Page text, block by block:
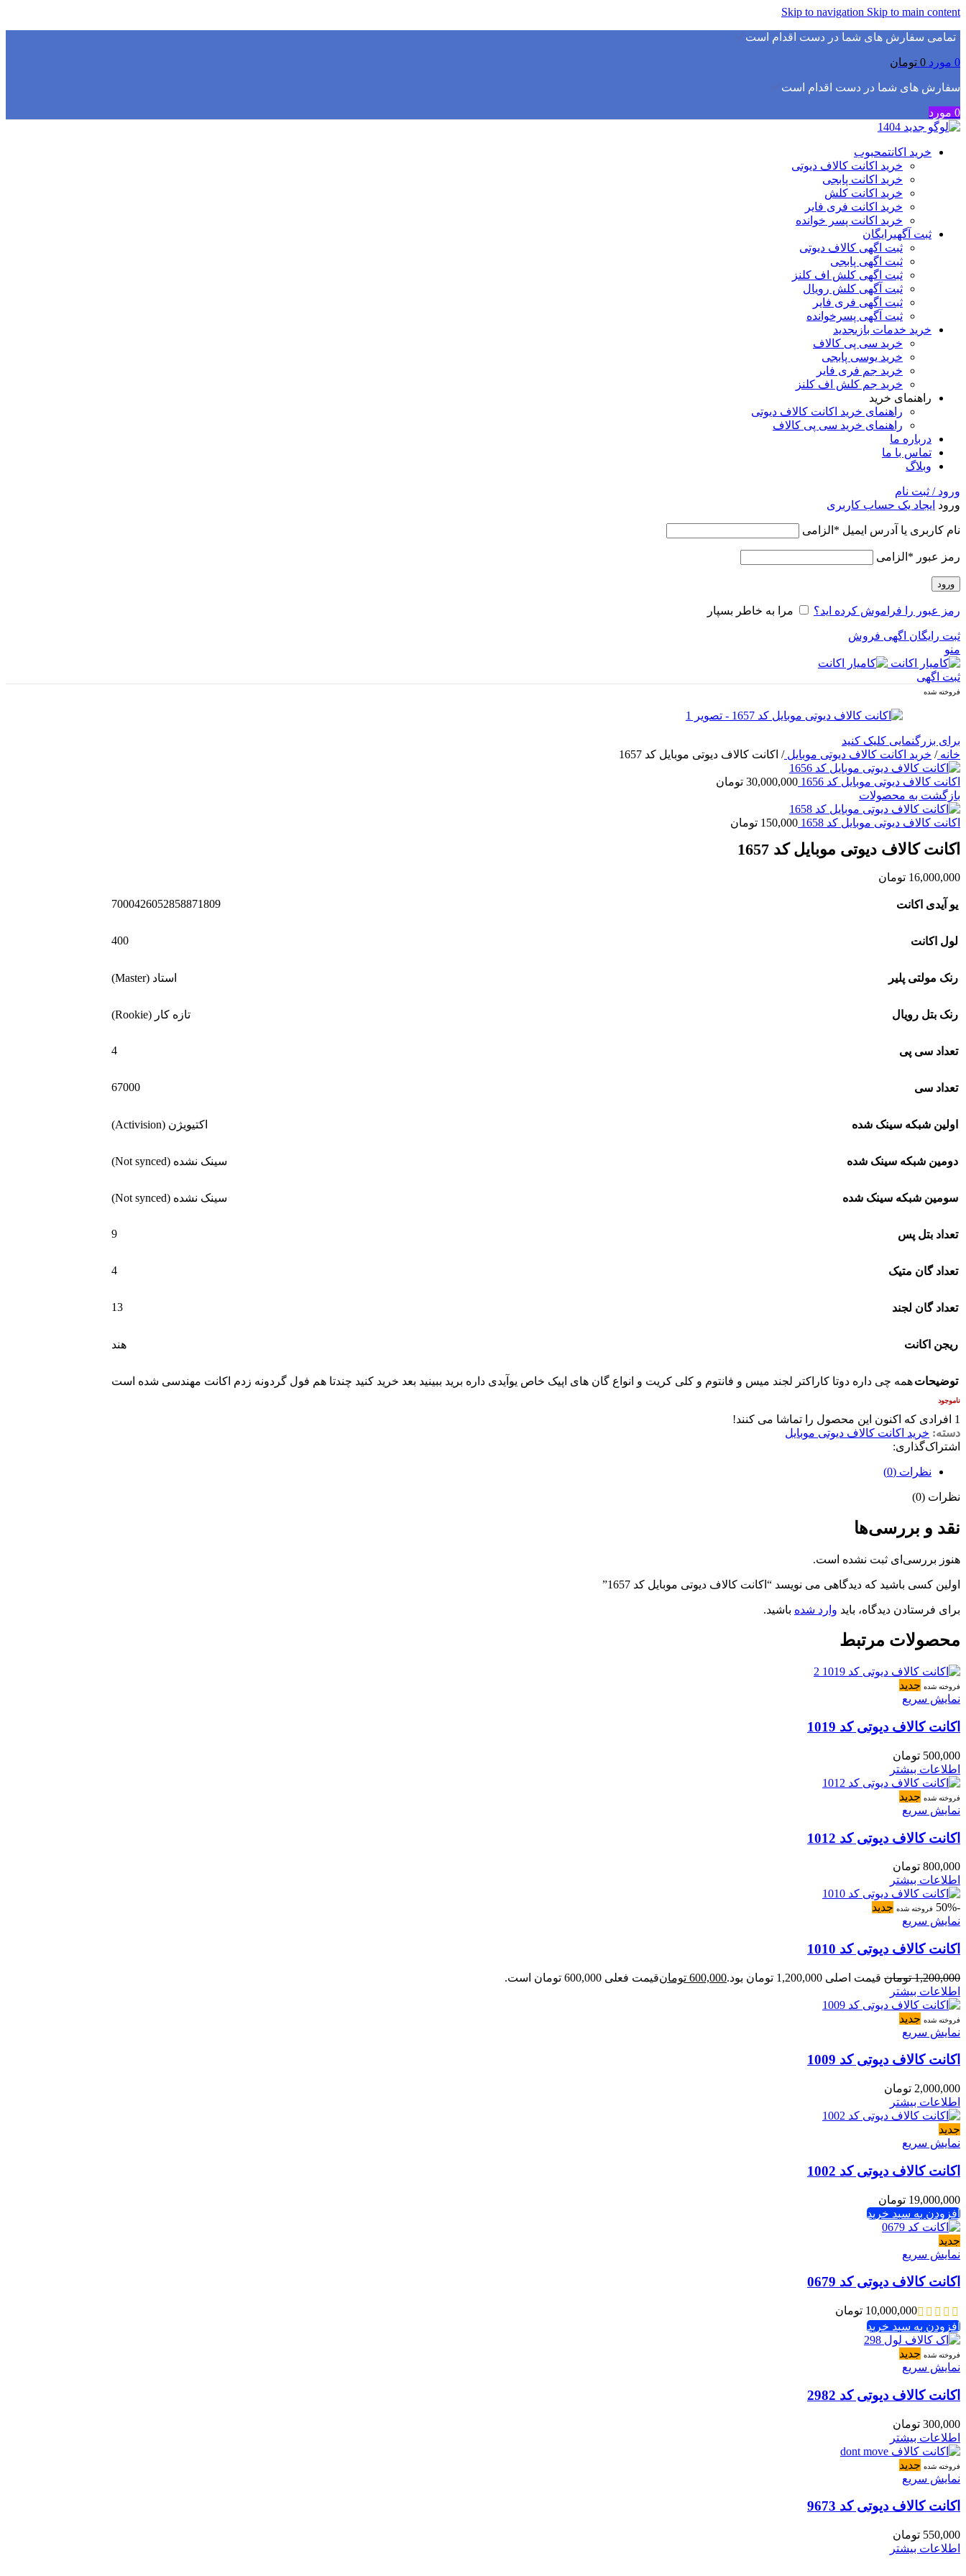
Skip to navigation Skip to main content
▫️تمامی سفارش های شما در دست اقدام است✅
0 مورد 0 تومان
سفارش های شما در دست اقدام است✅
0 مورد
خرید اکانتمحبوب
خرید اکانت کالاف دیوتی
خرید اکانت پابجی
خرید اکانت کلش
خرید اکانت فری فایر
خرید اکانت پسر خوانده
ثبت آگهیرایگان
ثبت اگهی کالاف دیوتی
ثبت اگهی پابجی
ثبت اگهی کلش اف کلنز
ثبت آگهی کلش رویال
ثبت اگهی فری فایر
ثبت آگهی پسرخوانده
خرید خدمات بازیجدید
خرید سی پی کالاف
خرید یوسی پابجی
خرید جم فری فایر
خرید جم کلش اف کلنز
راهنمای خرید
راهنمای خرید اکانت کالاف دیوتی
راهنمای خرید سی پی کالاف
درباره ما
تماس با ما
وبلاگ
ورود / ثبت نام
ورود ایجاد یک حساب کاربری
نام کاربری یا آدرس ایمیل * الزامی
رمز عبور * الزامی
ورود
رمز عبور را فراموش کرده اید؟ مرا به خاطر بسپار
ثبت رایگان اگهی فروش
منو
ثبت اگهی
فروخته شده
برای بزرگنمایی کلیک کنید
خانه/ خرید اکانت کالاف دیوتی موبایل/ اکانت کالاف دیوتی موبایل کد 1657
اکانت کالاف دیوتی موبایل کد 1656 30,000,000 تومان
بازگشت به محصولات
اکانت کالاف دیوتی موبایل کد 1658 150,000 تومان
اکانت کالاف دیوتی موبایل کد 1657
16,000,000 تومان
یو آیدی اکانت 7000426052858871809
لول اکانت 400
رنک مولتی پلیر استاد (Master)
رنک بتل رویال تازه کار (Rookie)
تعداد سی پی 4
تعداد سی 67000
اولین شبکه سینک شده اکتیویژن (Activision)
دومین شبکه سینک شده سینک نشده (Not synced)
سومین شبکه سینک شده سینک نشده (Not synced)
تعداد بتل پس 9
تعداد گان متیک 4
تعداد گان لجند 13
ریجن اکانت هند
توضیحاتهمه چی داره دوتا کاراکتر لجند میس و فانتوم و کلی کریت و انواع گان های اپیک خاص یوآیدی داره برید ببینید بعد خرید کنید چندتا هم فول گردونه زدم اکانت مهندسی شده است
ناموجود
1 افرادی که اکنون این محصول را تماشا می کنند!
دسته: خرید اکانت کالاف دیوتی موبایل
اشتراک‌گذاری:
نظرات (0)
نظرات (0)
نقد و بررسی‌ها
هنوز بررسی‌ای ثبت نشده است.
اولین کسی باشید که دیدگاهی می نویسد “اکانت کالاف دیوتی موبایل کد 1657”
برای فرستادن دیدگاه، باید وارد شده باشید.
محصولات مرتبط
فروخته شده جدید
نمایش سریع
اکانت کالاف دیوتی کد 1019
500,000 تومان
اطلاعات بیشتر
فروخته شده جدید
نمایش سریع
اکانت کالاف دیوتی کد 1012
800,000 تومان
اطلاعات بیشتر
-50% فروخته شده جدید
نمایش سریع
اکانت کالاف دیوتی کد 1010
1,200,000 تومان قیمت اصلی 1,200,000 تومان بود. 600,000 تومانقیمت فعلی 600,000 تومان است.
اطلاعات بیشتر
فروخته شده جدید
نمایش سریع
اکانت کالاف دیوتی کد 1009
2,000,000 تومان
اطلاعات بیشتر
جدید
نمایش سریع
اکانت کالاف دیوتی کد 1002
19,000,000 تومان
افزودن به سبد خرید
جدید
نمایش سریع
اکانت کالاف دیوتی کد 0679
10,000,000 تومان
افزودن به سبد خرید
فروخته شده جدید
نمایش سریع
اکانت کالاف دیوتی کد 2982
300,000 تومان
اطلاعات بیشتر
فروخته شده جدید
نمایش سریع
اکانت کالاف دیوتی کد 9673
550,000 تومان
اطلاعات بیشتر